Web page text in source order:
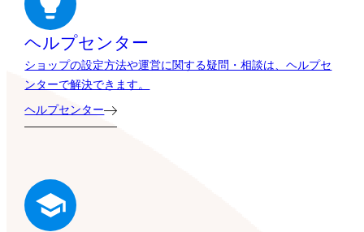
ヘルプセンター
ショップの設定方法や運営に関する疑問・相談は、ヘルプセ
ンターで解決できます。
ヘルプセンター